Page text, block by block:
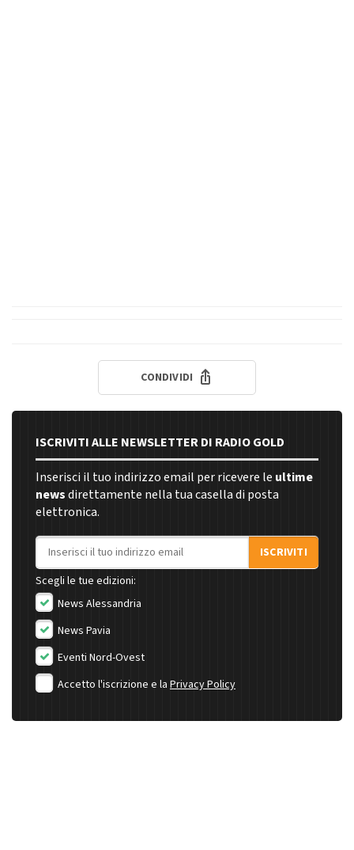
CONDIVIDI
ISCRIVITI ALLE NEWSLETTER DI RADIO GOLD
Inserisci il tuo indirizzo email per ricevere le ultime
newsdirettamente nella tua casella di posta
elettronica.
Indirizzo email
ISCRIVITI
Scegli le tue edizioni:
News Alessandria
News Pavia
Eventi Nord-Ovest
Accetto l'iscrizione e la Privacy Policy